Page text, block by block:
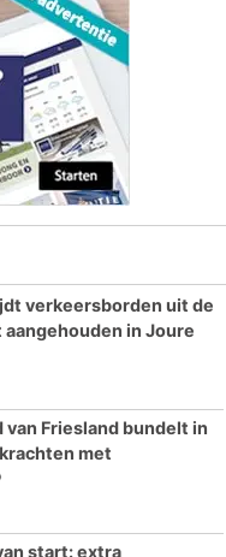
verkeersborden uit de
in Joure
van Friesland bundelt in
met
start: extra